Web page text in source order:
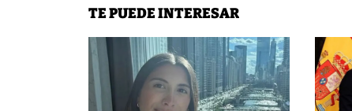
TE PUEDE INTERESAR